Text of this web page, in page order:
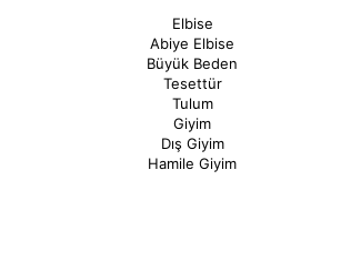
Elbise
Abiye Elbise
Büyük Beden
Tesettür
Tulum
Giyim
Dış Giyim
Hamile Giyim